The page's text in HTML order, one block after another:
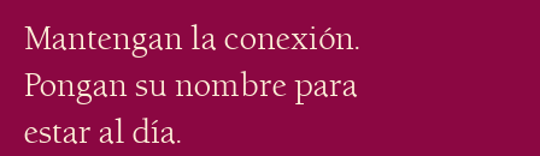
Mantengan la conexión.
Pongan su nombre para
estar al día.